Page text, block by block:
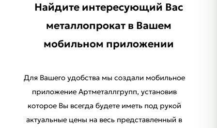
Найдите интересующий Ваc
металлопрокат в Вашем
мобильном приложении
Для Вашего удобства мы создали мобильное
приложение Артметаллгрупп, установив
которое Вы всегда будете иметь под рукой
актуальные цены на весь представленный в